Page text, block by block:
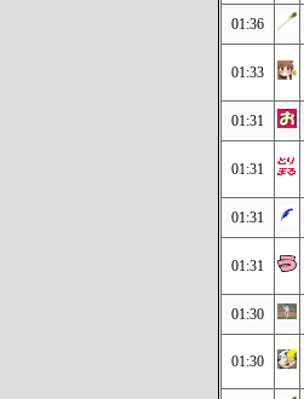
01:36
01:33
01:31
01:31
01:31
01:31
01:30
01:30